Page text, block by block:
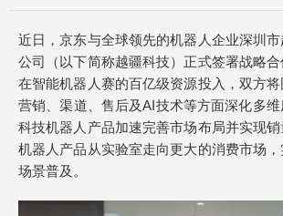
近日，京东与全球领先的机器人企业深圳
公司（以下简称越疆科技）正式签署战略
在智能机器人赛的百亿级资源投入，双方将
营销、渠道、售后及AI技术等方面深化多
科技机器人产品加速完善市场布局并实现
机器人产品从实验室走向更大的消费市场
场景普及。